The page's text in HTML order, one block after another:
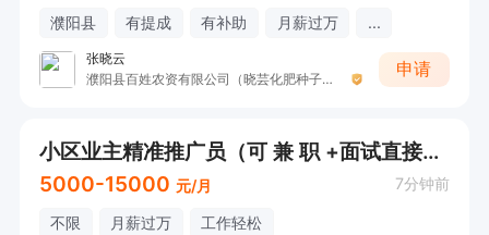
濮阳县 有提成 有补助 月薪过万 ...
张晓云
濮阳县百姓农资有限公司（晓芸化肥种子批发）
申请
小区业主精准推广员（可 兼 职 +面试直接打电话）
5000-15000 元/月 7分钟前
不限 月薪过万 工作轻松